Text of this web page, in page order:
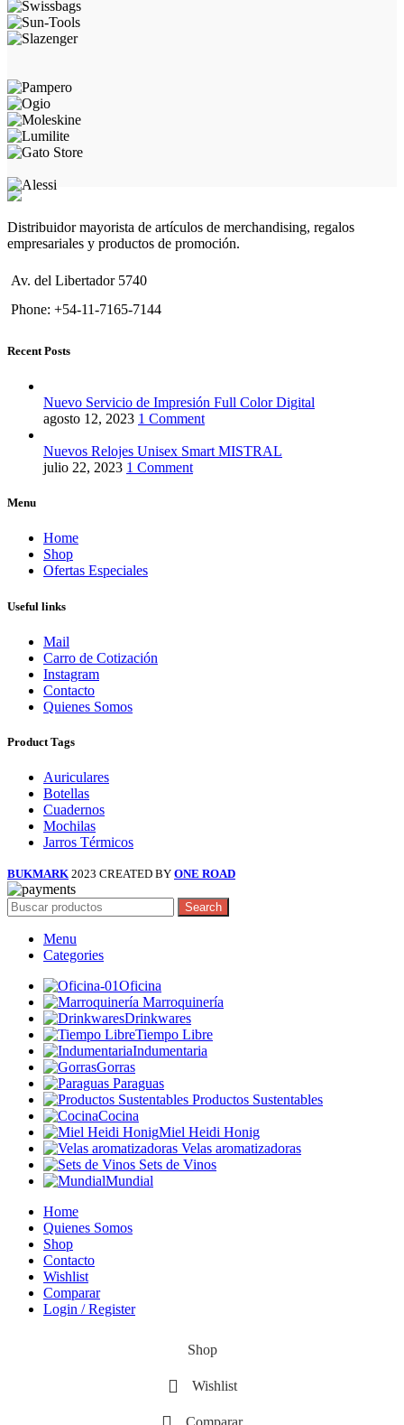
Distribuidor mayorista de artículos de merchandising, regalos
empresariales y productos de promoción.
Av. del Libertador 5740
Phone: +54-11-7165-7144
Recent Posts
Nuevo Servicio de Impresión Full Color Digital
agosto 12, 2023 1 Comment
Nuevos Relojes Unisex Smart MISTRAL
julio 22, 2023 1 Comment
Menu
Home
Shop
Ofertas Especiales
Useful links
Mail
Carro de Cotización
Instagram
Contacto
Quienes Somos
Product Tags
Auriculares
Botellas
Cuadernos
Mochilas
Jarros Térmicos
BUKMARK 2023 CREATED BY ONE ROAD
Search
Menu
Categories
Oficina
Marroquinería
Drinkwares
Tiempo Libre
Indumentaria
Gorras
Paraguas
Productos Sustentables
Cocina
Miel Heidi Honig
Velas aromatizadoras
Sets de Vinos
Mundial
Home
Quienes Somos
Shop
Contacto
Wishlist
Comparar
Login / Register
Shop
Wishlist
Comparar